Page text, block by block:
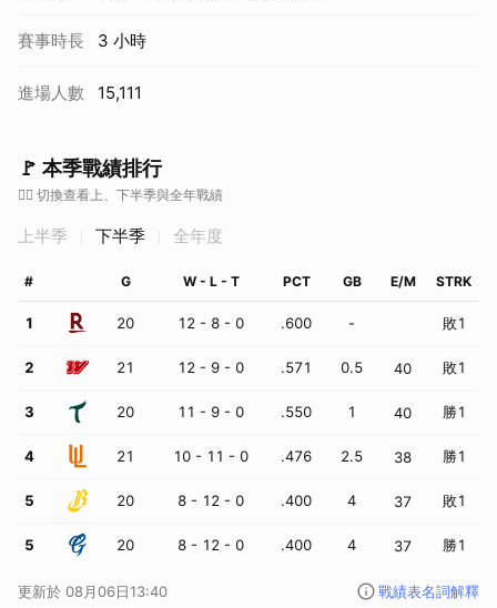
賽事時長 3 小時
進場人數 15,111
🚩 本季戰績排行
👇🏼 切換查看上、下半季與全年戰績
上半季 下半季 全年度
# G W - L - T PCT GB E/M STRK
1 20 12 - 8 - 0 .600 - 敗1
2 21 12 - 9 - 0 .571 0.5 40 敗1
3 20 11 - 9 - 0 .550 1 40 勝1
4 21 10 - 11 - 0 .476 2.5 38 勝1
5 20 8 - 12 - 0 .400 4 37 敗1
5 20 8 - 12 - 0 .400 4 37 勝1
更新於 08月06日13:40 戰績表名詞解釋